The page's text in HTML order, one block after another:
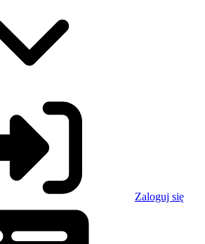
Zaloguj się